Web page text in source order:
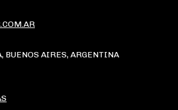
BUENOS AIRES, ARGENTINA